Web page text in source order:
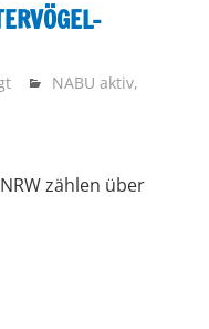
NABU aktiv,
zählen über